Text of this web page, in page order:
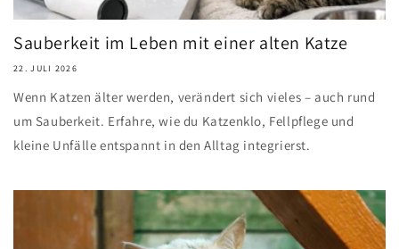
Sauberkeit im Leben mit einer alten Katze
22. JULI 2026
Wenn Katzen älter werden, verändert sich vieles – auch rund
um Sauberkeit. Erfahre, wie du Katzenklo, Fellpflege und
kleine Unfälle entspannt in den Alltag integrierst.